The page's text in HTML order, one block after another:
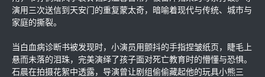
演用三次送信到天安门的重复蒙太奇，暗喻着现代与传统、城市与
家庭的撕裂。
当白血病诊断书被发现时，小演员用颤抖的手指捏皱纸页，睫毛上
悬而未落的泪珠，完美演绎了孩子面对死亡教育时的懵懂与恐惧。
石晨在拍摄花絮中透露，导演曾让剧组偷偷藏起他的玩具小熊三